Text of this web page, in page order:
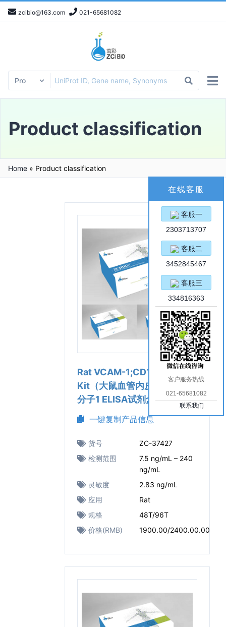
zcibio@163.com 021-65681082
Product classification
Home » Product classification
Rat VCAM-1;CD106 ELISA
Kit（大鼠血管内皮细胞粘附
分子1 ELISA试剂盒）
一键复制产品信息
货号
ZC-37427
检测范围
7.5 ng/mL – 240
ng/mL
灵敏度
2.83 ng/mL
应用
Rat
规格
48T/96T
价格(RMB)
1900.00/2400.00.00
在线客服
客服一
2303713707
客服二
3452845467
客服三
334816363
客户服务热线
021-65681082
联系我们